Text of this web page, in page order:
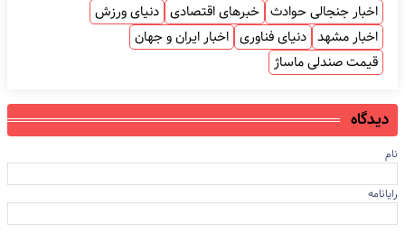
اخبار جنجالی حوادث خبرهای اقتصادی دنیای ورزش
اخبار مشهد دنیای فناوری اخبار ایران و جهان
قیمت صندلی ماساژ
دیدگاه
نام
رایانامه